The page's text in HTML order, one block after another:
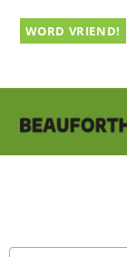
naarWORD VRIEND!